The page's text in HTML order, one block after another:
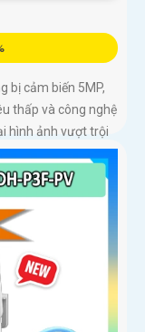
bị cảm biến 5MP,
thấp và công nghệ
hình ảnh vượt trội